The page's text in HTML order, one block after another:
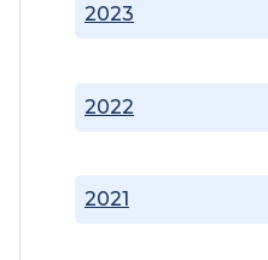
2021
2022
2023